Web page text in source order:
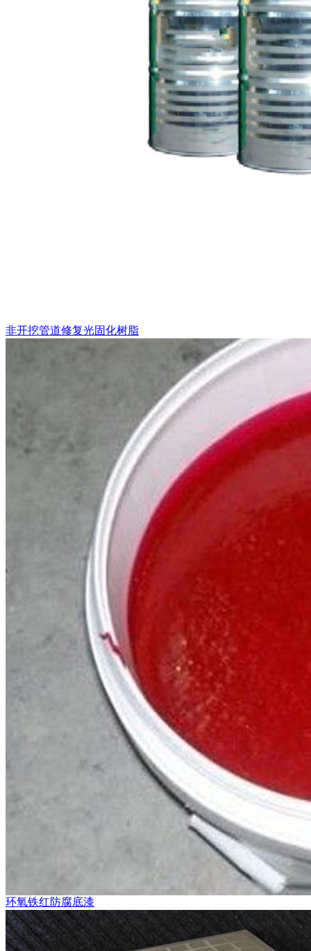
非开挖管道修复光固化树脂
环氧铁红防腐底漆